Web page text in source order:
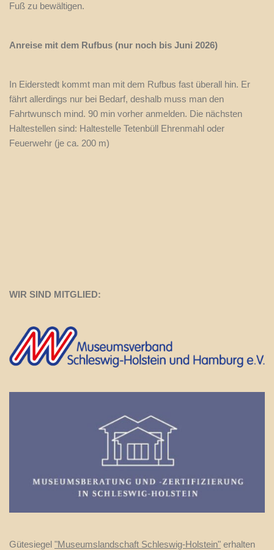
Fuß zu bewältigen.
Anreise mit dem Rufbus (nur noch bis Juni 2026)
In Eiderstedt kommt man mit dem Rufbus fast überall hin. Er
fährt allerdings nur bei Bedarf, deshalb muss man den
Fahrtwunsch mind. 90 min vorher anmelden. Die nächsten
Haltestellen sind: Haltestelle Tetenbüll Ehrenmahl oder
Feuerwehr (je ca. 200 m)
WIR SIND MITGLIED:
Gütesiegel "Museumslandschaft Schleswig-Holstein" erhalten